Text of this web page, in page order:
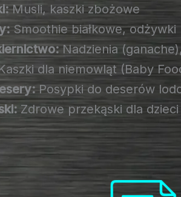
Musli, kaszki zbożowe
Smoothie białkowe, odżywki
Nadzienia
dla niemowląt (Baby
Posypki do deserów
Zdrowe przekąski dla dzieci